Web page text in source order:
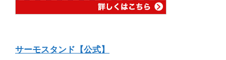
サーモスタンド【公式】